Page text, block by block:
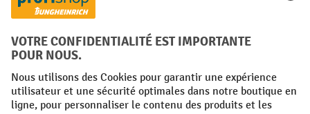
Facebook
YouTube
LinkedInInstagram
Conditions générales Mentions légales